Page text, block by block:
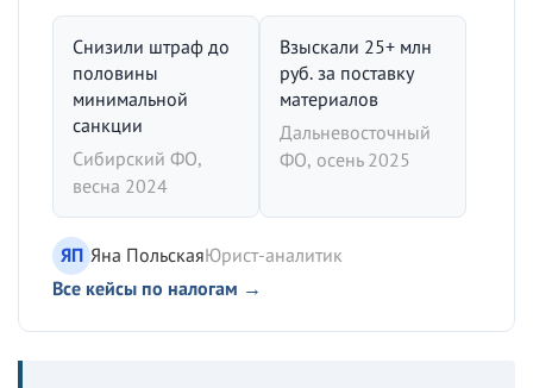
Снизили штраф до
половины
минимальной
санкции
Сибирский ФО,
весна 2024
Взыскали 25+ млн
руб. за поставку
материалов
Дальневосточный
ФО, осень 2025
ЯП Яна ПольскаяЮрист-аналитик
Все кейсы по налогам →